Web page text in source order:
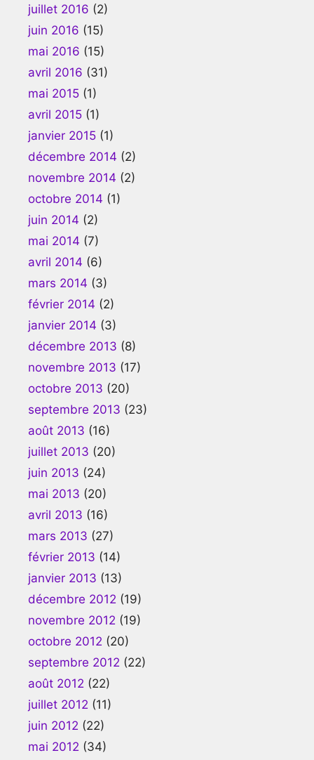
juillet 2016 (2)
juin 2016 (15)
mai 2016 (15)
avril 2016 (31)
mai 2015 (1)
avril 2015 (1)
janvier 2015 (1)
décembre 2014 (2)
novembre 2014 (2)
octobre 2014 (1)
juin 2014 (2)
mai 2014 (7)
avril 2014 (6)
mars 2014 (3)
février 2014 (2)
janvier 2014 (3)
décembre 2013 (8)
novembre 2013 (17)
octobre 2013 (20)
septembre 2013 (23)
août 2013 (16)
juillet 2013 (20)
juin 2013 (24)
mai 2013 (20)
avril 2013 (16)
mars 2013 (27)
février 2013 (14)
janvier 2013 (13)
décembre 2012 (19)
novembre 2012 (19)
octobre 2012 (20)
septembre 2012 (22)
août 2012 (22)
juillet 2012 (11)
juin 2012 (22)
mai 2012 (34)